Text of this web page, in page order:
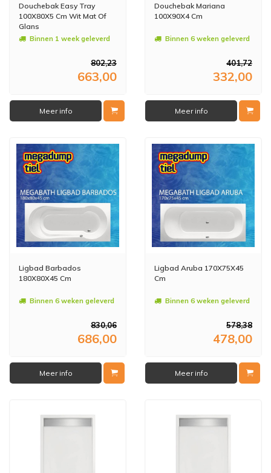
Douchebak Easy Tray
100X80X5 Cm Wit Mat Of
Glans
Binnen 1 week geleverd
802,23
663,00
Meer info
Douchebak Mariana
100X90X4 Cm
Binnen 6 weken geleverd
401,72
332,00
Meer info
Ligbad Barbados
180X80X45 Cm
Binnen 6 weken geleverd
830,06
686,00
Meer info
Ligbad Aruba 170X75X45
Cm
Binnen 6 weken geleverd
578,38
478,00
Meer info